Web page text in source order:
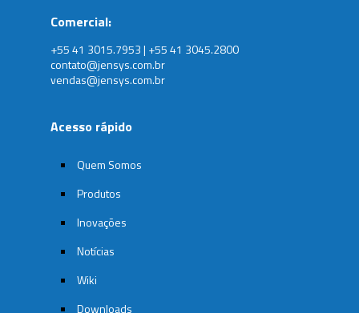
Comercial:
+55 41 3015.7953 | +55 41 3045.2800
contato@jensys.com.br
vendas@jensys.com.br
Acesso rápido
Quem Somos
Produtos
Inovações
Notícias
Wiki
Downloads